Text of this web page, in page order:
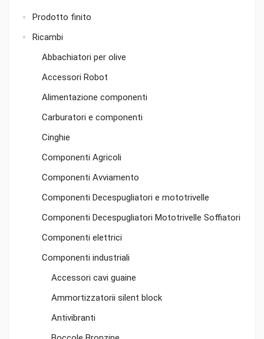
Prodotto finito
Ricambi
Abbachiatori per olive
Accessori Robot
Alimentazione componenti
Carburatori e componenti
Cinghie
Componenti Agricoli
Componenti Avviamento
Componenti Decespugliatori e mototrivelle
Componenti Decespugliatori Mototrivelle Soffiatori
Componenti elettrici
Componenti industriali
Accessori cavi guaine
Ammortizzatorii silent block
Antivibranti